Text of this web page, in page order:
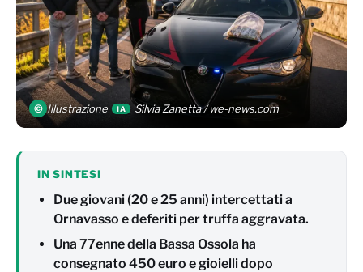
© Illustrazione IA Silvia Zanetta / we-news.com
IN SINTESI
Due giovani (20 e 25 anni) intercettati a
Ornavasso e deferiti per truffa aggravata.
Una 77enne della Bassa Ossola ha
consegnato 450 euro e gioielli dopo